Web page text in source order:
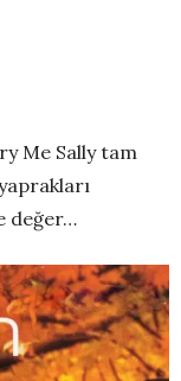
Me Sally tam
değer…